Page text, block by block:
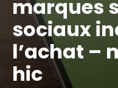
marques
sociaux
l’achat –
hic